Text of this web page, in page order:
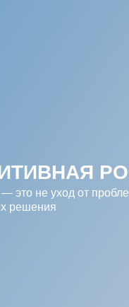
это не уход от
решения